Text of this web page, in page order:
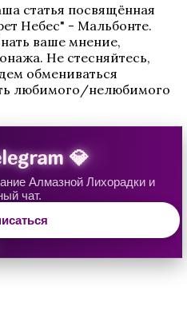
статья посвящённая
Небес" - Мальбонте.
ваше мнение,
Не стесняйтесь,
обмениваться
любимого/нелюбимого
💎
Алмазной Лихорадки и
чат.